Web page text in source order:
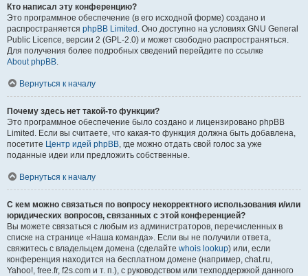
Кто написал эту конференцию?
Это программное обеспечение (в его исходной форме) создано и
распространяется phpBB Limited . Оно доступно на условиях GNU General
Public Licence, версии 2 (GPL-2.0) и может свободно распространяться.
Для получения более подробных сведений перейдите по ссылке
About phpBB.
Вернуться к началу
Почему здесь нет такой-то функции?
Это программное обеспечение было создано и лицензировано phpBB
Limited. Если вы считаете, что какая-то функция должна быть добавлена,
посетите Центр идей phpBB, где можно отдать свой голос за уже
поданные идеи или предложить собственные.
Вернуться к началу
С кем можно связаться по вопросу некорректного использования и/или
юридических вопросов, связанных с этой конференцией?
Вы можете связаться с любым из администраторов, перечисленных в
списке на странице «Наша команда». Если вы не получили ответа,
свяжитесь с владельцем домена (сделайте whois lookup) или, если
конференция находится на бесплатном домене (например, chat.ru,
Yahoo!, free.fr, f2s.com и т. п.), с руководством или техподдержкой данного